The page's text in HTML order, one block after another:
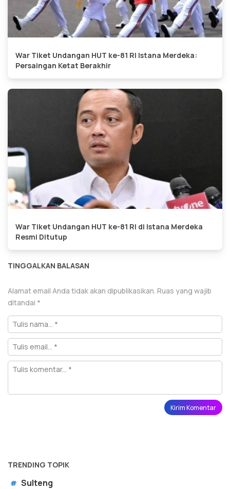
War Tiket Undangan HUT ke-81 RI Istana Merdeka:
Persaingan Ketat Berakhir
War Tiket Undangan HUT ke-81 RI di Istana Merdeka
Resmi Ditutup
TINGGALKAN BALASAN
Alamat email Anda tidak akan dipublikasikan. Ruas yang wajib
ditandai *
TRENDING TOPIK
# Sulteng